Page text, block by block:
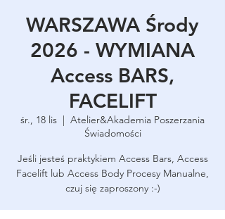
WARSZAWA Środy
2026 - WYMIANA
Access BARS,
FACELIFT
śr., 18 lis
  |
Atelier&Akademia Poszerzania
Świadomości
Jeśli jesteś praktykiem Access Bars, Access
Facelift lub Access Body Procesy Manualne,
czuj się zaproszony :-)